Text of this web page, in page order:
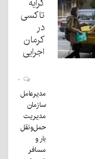
تاکسی
در
کرمان
اجرایی
مدیرعامل
سازمان
مدیریت
حمل‌ونقل
بار و
مسافر